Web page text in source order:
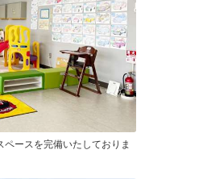
ースを完備いたしておりま